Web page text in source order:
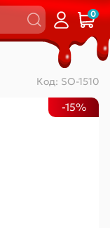
0
Код: SO-1510
-15%